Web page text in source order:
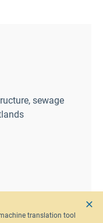
sewage
translation tool